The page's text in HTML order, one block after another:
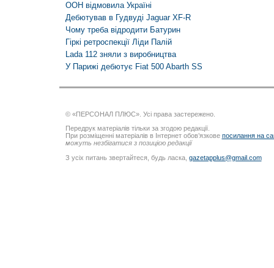
ООН відмовила Україні
Дебютував в Гудвуді Jaguar XF-R
Чому треба відродити Батурин
Гіркі ретроспекції Ліди Палій
Lada 112 зняли з виробництва
У Парижі дебютує Fiat 500 Abarth SS
© «ПЕРСОНАЛ ПЛЮС». Усі права застережено.
Передрук матеріалів тільки за згодою редакції.
При розміщенні матеріалів в Інтернет обов’язкове посилання на
можуть незбігатися з позицією редакції
З усіх питань звертайтеся, будь ласка, gazetapplus@gmail.com